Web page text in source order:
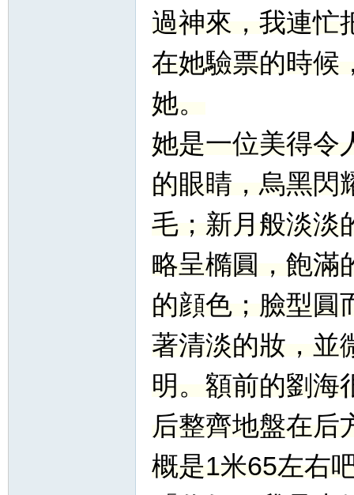
過神來，我連忙
在她驗票的時候
她。
她是一位美得令
的眼睛，烏黑閃
毛；新月般淡淡
略呈橢圓，飽滿
的顔色；臉型圓
著清淡的妝，並
明。額前的劉海
后整齊地盤在后
概是1米65左右